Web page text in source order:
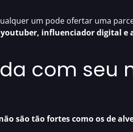
um pode ofertar uma
youtuber, influenciador digital e
com seu
são tão fortes como os de